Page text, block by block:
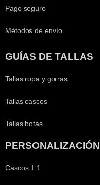
Pago seguro
Métodos de envío
GUÍAS DE TALLAS
Tallas ropa y gorras
Tallas cascos
Tallas botas
PERSONALIZACIÓN
Cascos 1:1